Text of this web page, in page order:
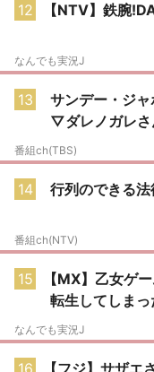
12 【NTV】鉄腕
なんでも実況J
13
サンデー・ジ
▽ダレノガレ
番組ch(TBS)
14 行列のできる
番組ch(NTV)
15
【MX】乙女ゲ
転生してしま
なんでも実況J